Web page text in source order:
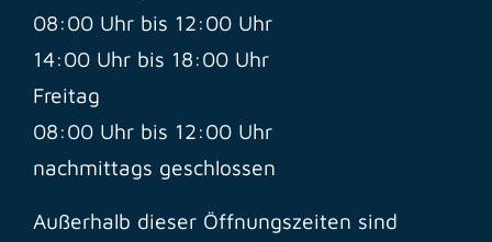
08:00 Uhr bis 12:00 Uhr
14:00 Uhr bis 18:00 Uhr
Freitag
08:00 Uhr bis 12:00 Uhr
nachmittags geschlossen
Außerhalb dieser Öffnungszeiten sind